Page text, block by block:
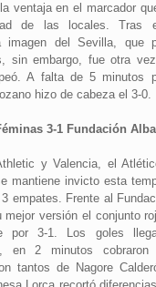
ventaja en el marcador
de las locales. Tras
imagen del Sevilla, que
sin embargo, fue otra
A falta de 5 minutos
hizo de cabeza el 3-0.
3-1 Fundación
y Valencia, el
mantiene invicto esta
empates. Frente al
mejor versión el conjunto
por 3-1. Los goles
en 2 minutos cobraron
tantos de Nagore